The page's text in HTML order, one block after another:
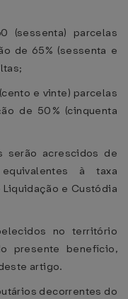
parcelas
de 65% (sessenta e
e vinte) parcelas
de 50% (cinquenta
serão acrescidos de
à taxa
e Custódia
no território
presente benefício,
artigo.
decorrentes do